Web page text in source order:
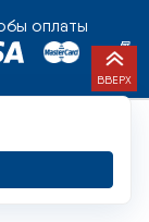
оплаты
ВВЕРХ